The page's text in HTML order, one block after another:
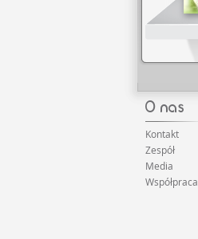
Kontakt
Zespół
Media
Współpraca